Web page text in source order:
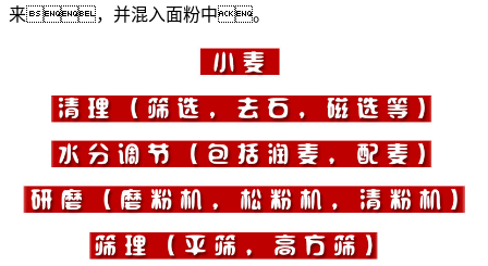
来，并混入面粉中。